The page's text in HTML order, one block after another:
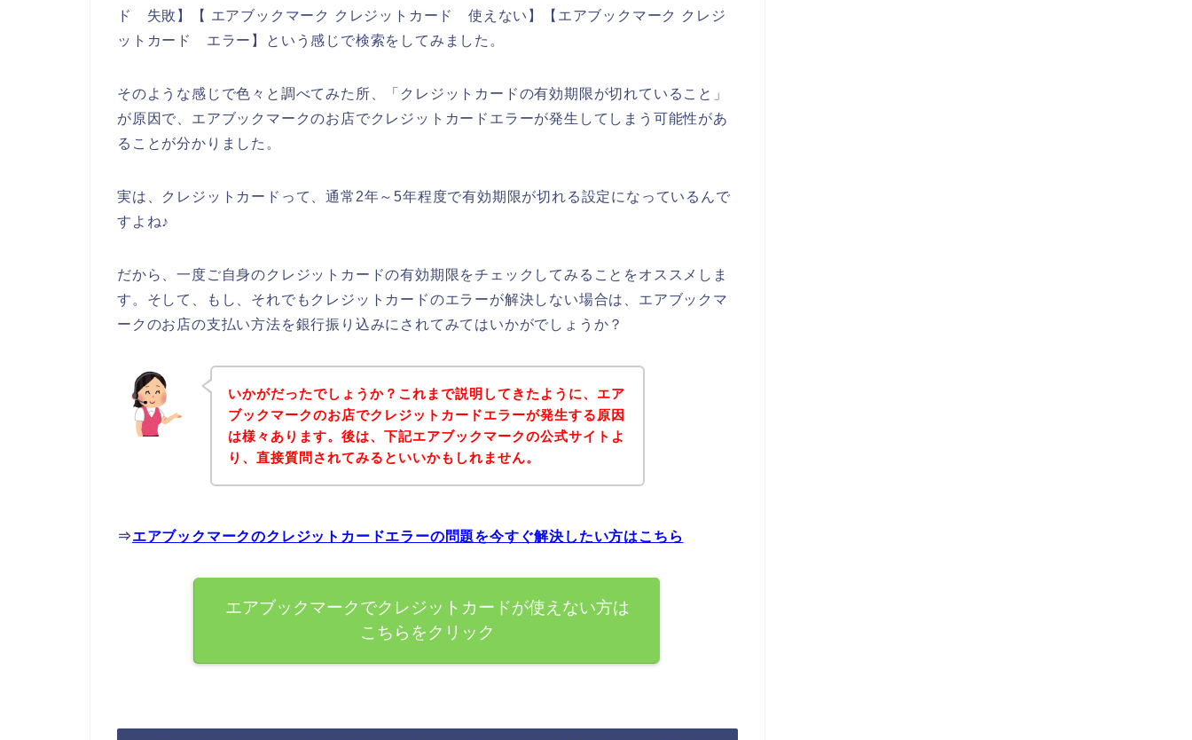
ド 失敗】【 エアブックマーク クレジットカード 使えない】【エアブックマーク クレジ
ットカード エラー】という感じで検索をしてみました。
そのような感じで色々と調べてみた所、「クレジットカードの有効期限が切れていること」
が原因で、エアブックマークのお店でクレジットカードエラーが発生してしまう可能性があ
ることが分かりました。
実は、クレジットカードって、通常2年～5年程度で有効期限が切れる設定になっているんで
すよね♪
だから、一度ご自身のクレジットカードの有効期限をチェックしてみることをオススメしま
す。そして、もし、それでもクレジットカードのエラーが解決しない場合は、エアブックマ
ークのお店の支払い方法を銀行振り込みにされてみてはいかがでしょうか？
いかがだったでしょうか？これまで説明してきたように、エア
ブックマークのお店でクレジットカードエラーが発生する原因
は様々あります。後は、下記エアブックマークの公式サイトよ
り、直接質問されてみるといいかもしれません。
⇒エアブックマークのクレジットカードエラーの問題を今すぐ解決したい方はこちら
エアブックマークでクレジットカードが使えない方は
こちらをクリック